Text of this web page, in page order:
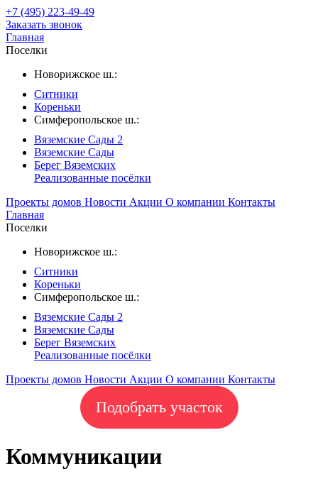
+7 (495) 223-49-49
Заказать звонок
Главная
Поселки
Новорижское ш.:
Ситники
Кореньки
Симферопольское ш.:
Вяземские Сады 2
Вяземские Сады
Берег Вяземскиx
Реализованные посёлки
Проекты домов Новости Акции О компании Контакты
Главная
Поселки
Новорижское ш.:
Ситники
Кореньки
Симферопольское ш.:
Вяземские Сады 2
Вяземские Сады
Берег Вяземскиx
Реализованные посёлки
Проекты домов Новости Акции О компании Контакты
Подобрать участок
Коммуникации